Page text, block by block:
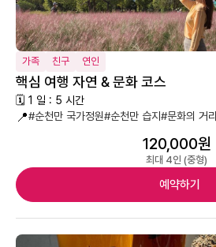
가족 친구 연인
핵심 여행 자연 & 문화 코스
🗓 1 일 : 5 시간
📍#순천만 국가정원#순천만 습지 #문화의 거리
120,000원
최대 4인 (중형)
예약하기